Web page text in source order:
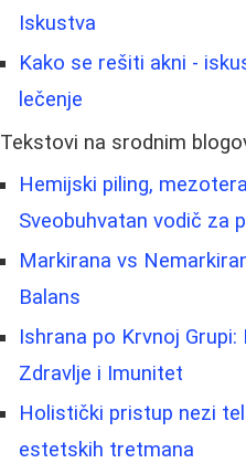
Iskustva
Kako se rešiti akni -
lečenje
Tekstovi na srodnim
Hemijski piling,
Sveobuhvatan vodič za
Markirana vs
Balans
Ishrana po Krvnoj
Zdravlje i Imunitet
Holistički pristup nezi
estetskih tretmana